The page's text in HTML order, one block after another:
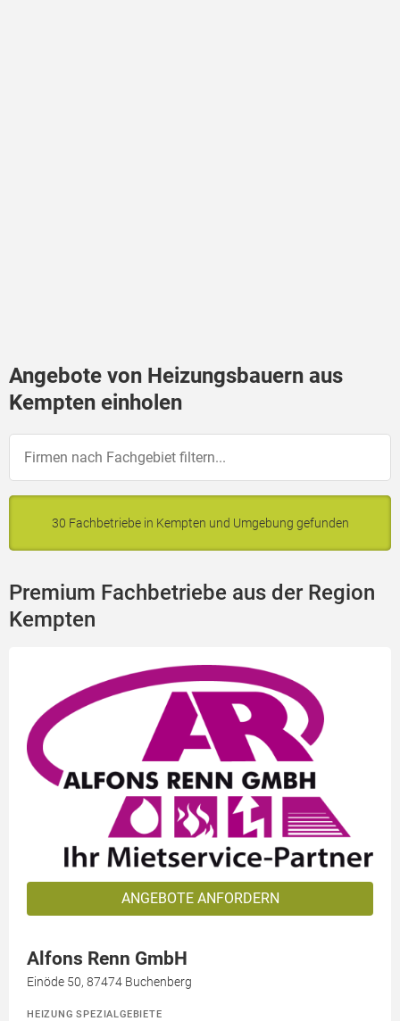
Angebote von Heizungsbauern aus
Kempten einholen
30 Fachbetriebe in Kempten und Umgebung gefunden
Premium Fachbetriebe aus der Region
Kempten
ANGEBOTE ANFORDERN
Alfons Renn GmbH
Einöde 50, 87474 Buchenberg
HEIZUNG SPEZIALGEBIETE